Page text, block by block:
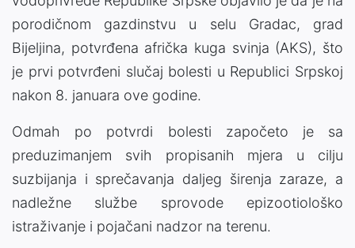
porodičnom gazdinstvu u selu Gradac, grad
Bijeljina, potvrđena afrička kuga svinja (AKS), što
je prvi potvrđeni slučaj bolesti u Republici Srpskoj
nakon 8. januara ove godine.
Odmah po potvrdi bolesti započeto je sa
preduzimanjem svih propisanih mjera u cilju
suzbijanja i sprečavanja daljeg širenja zaraze, a
nadležne službe sprovode epizootiološko
istraživanje i pojačani nadzor na terenu.